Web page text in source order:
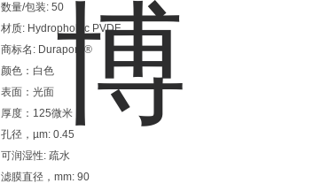
数量/包装: 50
材质: Hydrophobic PVDF
商标名: Durapore®
颜色：白色
表面：光面
厚度：125微米
孔径，µm: 0.45
可润湿性: 疏水
滤膜直径，mm: 90